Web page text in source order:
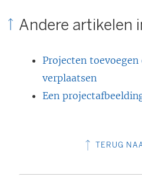
Andere artikelen
Projecten
verplaatsen
Een
TERUG